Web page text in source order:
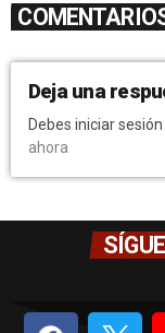
Deja una
Debes iniciar
ahora